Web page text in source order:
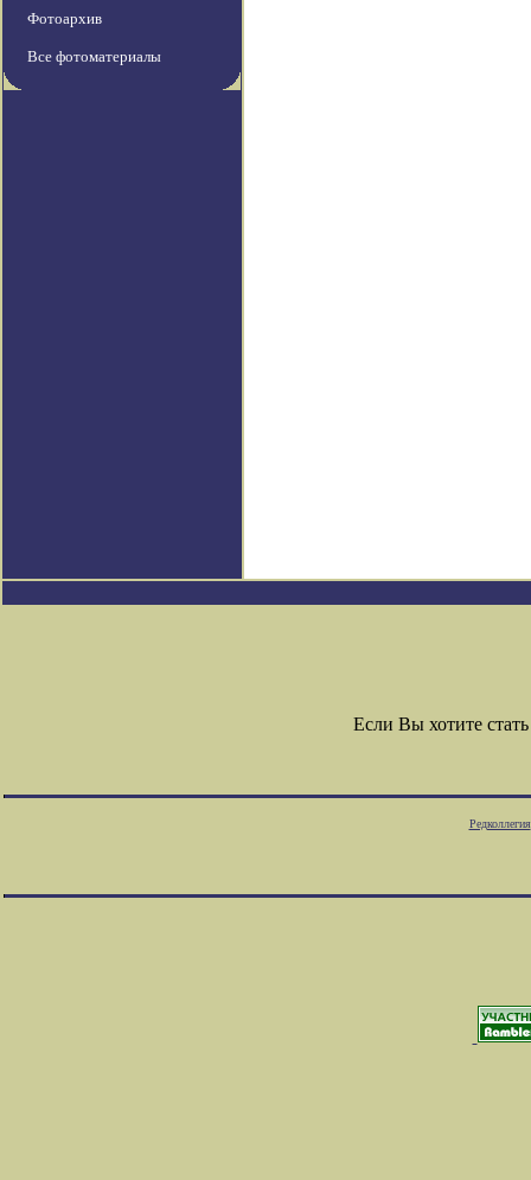
Фотоархив
Все фотоматериалы
Если Вы хотите
Редколлегия